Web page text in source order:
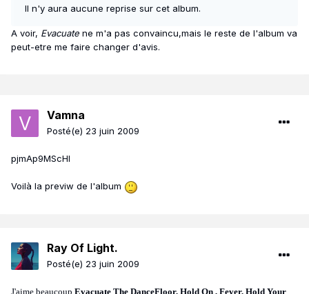
Il n'y aura aucune reprise sur cet album.
A voir, Evacuate ne m'a pas convaincu,mais le reste de l'album va
peut-etre me faire changer d'avis.
Vamna
Posté(e) 23 juin 2009
pjmAp9MScHI
Voilà la previw de l'album
Ray Of Light.
Posté(e) 23 juin 2009
J'aime beaucoup Evacuate The DanceFloor, Hold On , Fever, Hold Your